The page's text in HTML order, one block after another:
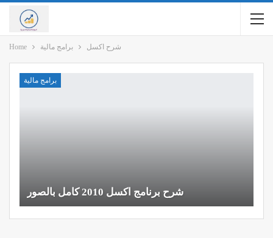
Home برامج مالية شرح اكسل
برامج مالية
شرح برنامج اكسل 2010 كامل بالصور